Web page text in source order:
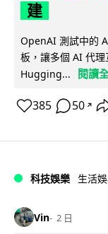
建
OpenAI 測試中的
板，讓多個 AI 代
Hugging...
閱讀
385 50 ↗
科技娛樂 生活
Vin 2 日